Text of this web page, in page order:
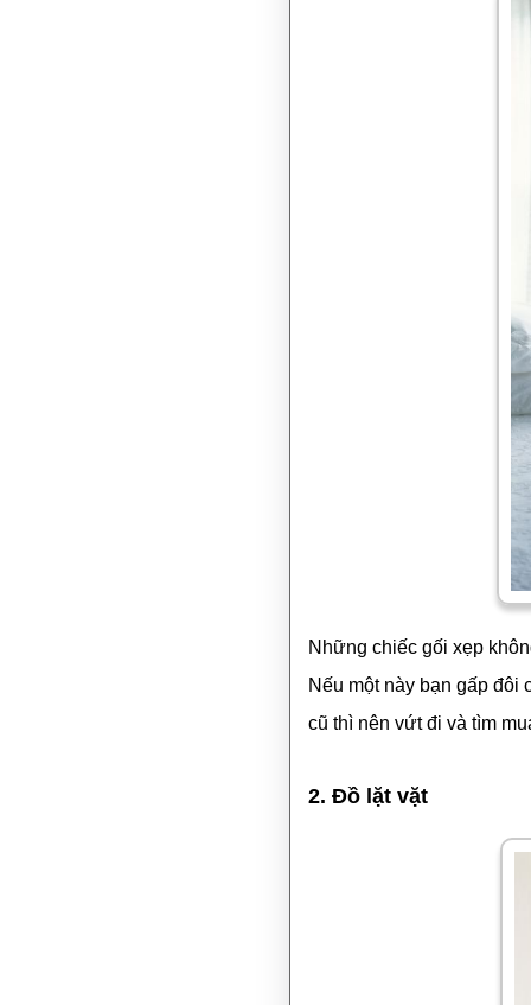
Những chiếc gối xẹp
Nếu một này bạn gấp đôi
cũ thì nên vứt đi và tìm
2. Đồ lặt vặt